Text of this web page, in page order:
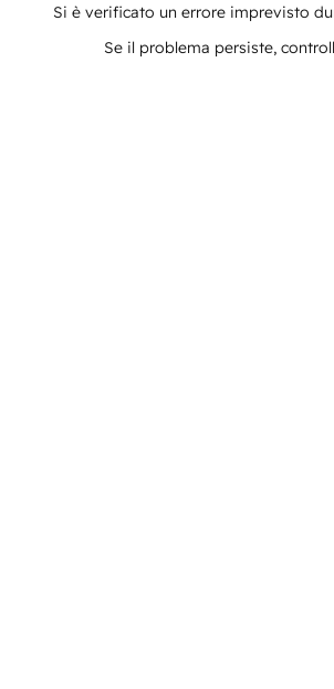
Si è verificato un errore imprevisto
Se il problema persiste,